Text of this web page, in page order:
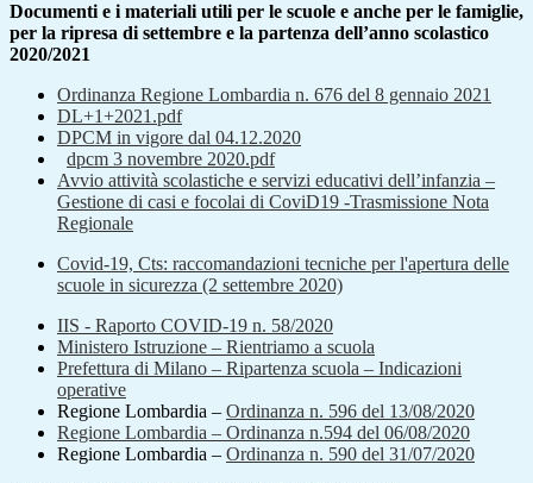
Documenti e i materiali utili per le scuole e anche per le famiglie,
per la ripresa di settembre e la partenza dell’anno scolastico
2020/2021
Ordinanza Regione Lombardia n. 676 del 8 gennaio 2021
DL+1+2021.pdf
DPCM in vigore dal 04.12.2020
dpcm 3 novembre 2020.pdf
Avvio attività scolastiche e servizi educativi dell’infanzia –
Gestione di casi e focolai di CoviD19 -Trasmissione Nota
Regionale
Covid-19, Cts: raccomandazioni tecniche per l'apertura delle
scuole in sicurezza (2 settembre 2020)
IIS - Raporto COVID-19 n. 58/2020
Ministero Istruzione – Rientriamo a scuola
Prefettura di Milano – Ripartenza scuola – Indicazioni
operative
Regione Lombardia – Ordinanza n. 596 del 13/08/2020
Regione Lombardia – Ordinanza n.594 del 06/08/2020
Regione Lombardia – Ordinanza n. 590 del 31/07/2020